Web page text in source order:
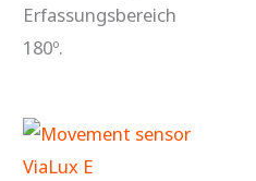
Erfassungsbereich
180º.